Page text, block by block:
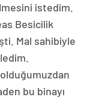
istedim.
Besicilik
Mal sahibiyle
bu binayı